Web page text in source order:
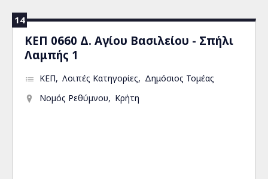
14
ΚΕΠ 0660 Δ. Αγίου Βασιλείου - Σπήλι
Λαμπής 1
ΚΕΠ Λοιπές Κατηγορίες
Δημόσιος Τομέας
Νομός Ρεθύμνου
Κρήτη